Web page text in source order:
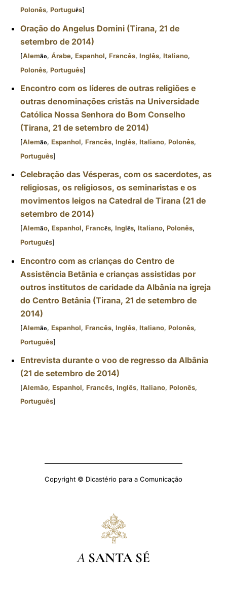
Polonês, Português]
Oração do Angelus Domini (Tirana, 21 de
setembro de 2014)
[Alemão, Árabe, Espanhol, Francês, Inglês, Italiano,
Polonês, Português]
Encontro com os líderes de outras religiões e
outras denominações cristãs na Universidade
Católica Nossa Senhora do Bom Conselho
(Tirana, 21 de setembro de 2014)
[Alemão, Espanhol, Francês, Inglês, Italiano, Polonês,
Português]
Celebração das Vésperas, com os sacerdotes, as
religiosas, os religiosos, os seminaristas e os
movimentos leigos na Catedral de Tirana (21 de
setembro de 2014)
[Alemão, Espanhol, Francês, Inglês, Italiano, Polonês,
Português]
Encontro com as crianças do Centro de
Assistência Betânia e crianças assistidas por
outros institutos de caridade da Albânia na igreja
do Centro Betânia (Tirana, 21 de setembro de
2014)
[Alemão, Espanhol, Francês, Inglês, Italiano, Polonês,
Português]
Entrevista durante o voo de regresso da Albânia
(21 de setembro de 2014)
[Alemão, Espanhol, Francês, Inglês, Italiano, Polonês,
Português]
Copyright © Dicastério para a Comunicação
A SANTA SÉ